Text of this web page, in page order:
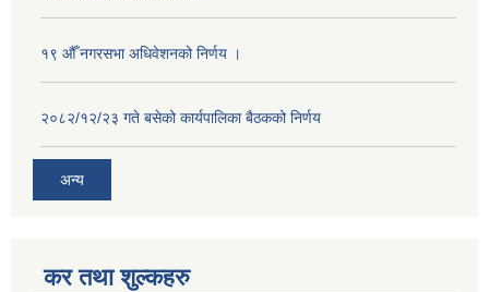
१९ औँ नगरसभा अधिवेशनको निर्णय ।
२०८२/१२/२३ गते बसेको कार्यपालिका बैठकको निर्णय
अन्य
कर तथा शुल्कहरु